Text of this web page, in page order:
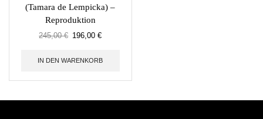
(Tamara de Lempicka) –
Reproduktion
245,00€ 196,00€
IN DEN WARENKORB